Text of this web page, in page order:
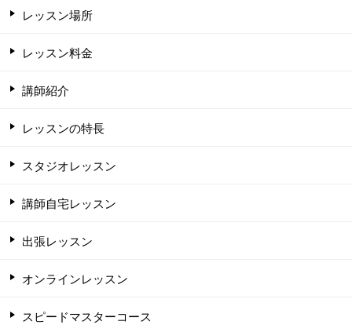
レッスン場所
レッスン料金
講師紹介
レッスンの特長
スタジオレッスン
講師自宅レッスン
出張レッスン
オンラインレッスン
スピードマスターコース